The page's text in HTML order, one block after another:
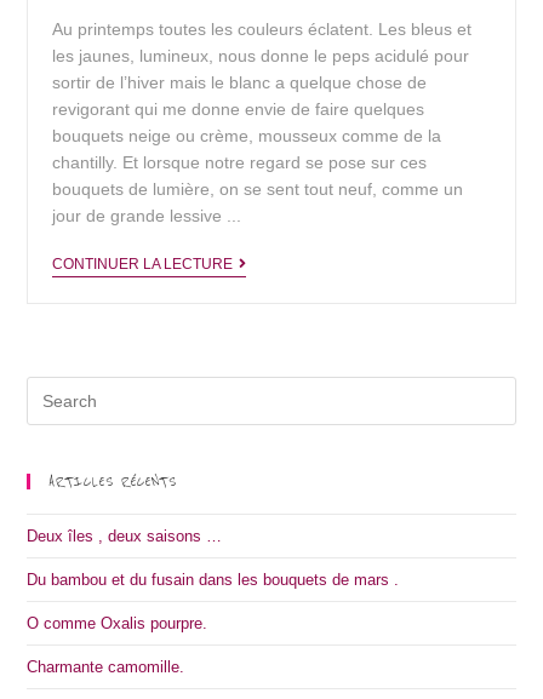
Au printemps toutes les couleurs éclatent. Les bleus et
les jaunes, lumineux, nous donne le peps acidulé pour
sortir de l’hiver mais le blanc a quelque chose de
revigorant qui me donne envie de faire quelques
bouquets neige ou crème, mousseux comme de la
chantilly. Et lorsque notre regard se pose sur ces
bouquets de lumière, on se sent tout neuf, comme un
jour de grande lessive ...
CONTINUER LA LECTURE
Blanc
ARTICLES RÉCENTS
Deux îles , deux saisons …
Du bambou et du fusain dans les bouquets de mars .
O comme Oxalis pourpre.
Charmante camomille.